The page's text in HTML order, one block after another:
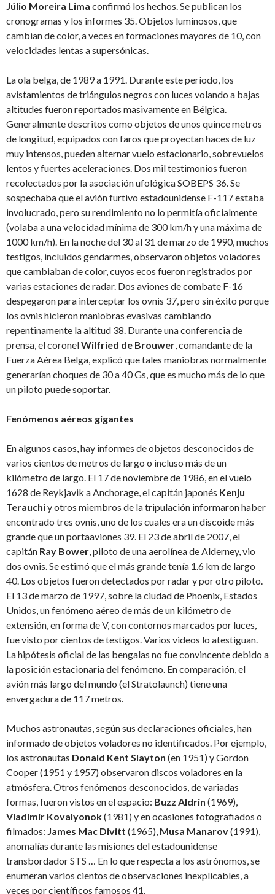
Júlio Moreira Lima confirmó los hechos. Se publican los
cronogramas y los informes 35. Objetos luminosos, que
cambian de color, a veces en formaciones mayores de 10, con
velocidades lentas a supersónicas.
La ola belga, de 1989 a 1991. Durante este período, los
avistamientos de triángulos negros con luces volando a bajas
altitudes fueron reportados masivamente en Bélgica.
Generalmente descritos como objetos de unos quince metros
de longitud, equipados con faros que proyectan haces de luz
muy intensos, pueden alternar vuelo estacionario, sobrevuelos
lentos y fuertes aceleraciones. Dos mil testimonios fueron
recolectados por la asociación ufológica SOBEPS 36. Se
sospechaba que el avión furtivo estadounidense F-117 estaba
involucrado, pero su rendimiento no lo permitía oficialmente
(volaba a una velocidad mínima de 300 km/h y una máxima de
1000 km/h). En la noche del 30 al 31 de marzo de 1990, muchos
testigos, incluidos gendarmes, observaron objetos voladores
que cambiaban de color, cuyos ecos fueron registrados por
varias estaciones de radar. Dos aviones de combate F-16
despegaron para interceptar los ovnis 37, pero sin éxito porque
los ovnis hicieron maniobras evasivas cambiando
repentinamente la altitud 38. Durante una conferencia de
prensa, el coronelWilfried de Brouwer, comandante de la
Fuerza Aérea Belga, explicó que tales maniobras normalmente
generarían choques de 30 a 40 Gs, que es mucho más de lo que
un piloto puede soportar.
Fenómenos aéreos gigantes
En algunos casos, hay informes de objetos desconocidos de
varios cientos de metros de largo o incluso más de un
kilómetro de largo. El 17 de noviembre de 1986, en el vuelo
1628 de Reykjavik a Anchorage, el capitán japonés Kenju
Terauchiy otros miembros de la tripulación informaron haber
encontrado tres ovnis, uno de los cuales era un discoide más
grande que un portaaviones 39. El 23 de abril de 2007, el
capitán Ray Bower, piloto de una aerolínea de Alderney, vio
dos ovnis. Se estimó que el más grande tenía 1.6 km de largo
40. Los objetos fueron detectados por radar y por otro piloto.
El 13 de marzo de 1997, sobre la ciudad de Phoenix, Estados
Unidos, un fenómeno aéreo de más de un kilómetro de
extensión, en forma de V, con contornos marcados por luces,
fue visto por cientos de testigos. Varios videos lo atestiguan.
La hipótesis oficial de las bengalas no fue convincente debido a
la posición estacionaria del fenómeno. En comparación, el
avión más largo del mundo (el Stratolaunch) tiene una
envergadura de 117 metros.
Muchos astronautas, según sus declaraciones oficiales, han
informado de objetos voladores no identificados. Por ejemplo,
los astronautas Donald Kent Slayton (en 1951) y Gordon
Cooper (1951 y 1957) observaron discos voladores en la
atmósfera. Otros fenómenos desconocidos, de variadas
formas, fueron vistos en el espacio: Buzz Aldrin (1969),
Vladimir Kovalyonok(1981) y en ocasiones fotografiados o
filmados: James Mac Divitt (1965), Musa Manarov(1991),
anomalías durante las misiones del estadounidense
transbordador STS … En lo que respecta a los astrónomos, se
enumeran varios cientos de observaciones inexplicables, a
veces por científicos famosos 41.